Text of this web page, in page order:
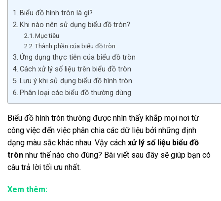
Biểu đồ hình tròn là gì?
Khi nào nên sử dụng biểu đồ tròn?
Mục tiêu
Thành phần của biểu đồ tròn
Ứng dụng thực tiễn của biểu đồ tròn
Cách xử lý số liệu trên biểu đồ tròn
Lưu ý khi sử dụng biểu đồ hình tròn
Phân loại các biểu đồ thường dùng
Biểu đồ hình tròn thường được nhìn thấy khắp mọi nơi từ
công việc đến việc phân chia các dữ liệu bởi những định
dạng màu sắc khác nhau. Vậy cách xử lý số liệu biểu đồ
tròn như thế nào cho đúng? Bài viết sau đây sẽ giúp bạn có
câu trả lời tối ưu nhất.
Xem thêm: